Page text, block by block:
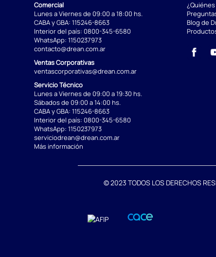
Comercial
Lunes a Viernes de 09:00 a 18:00 hs.
CABA y GBA: 115246-8663
Interior del país: 0800-345-6580
WhatsApp: 1150237973
contacto@drean.com.ar
Ventas Corporativas
ventascorporativas@drean.com.ar
Servicio Técnico
Lunes a Viernes de 09:00 a 19:30 hs.
Sábados de 09:00 a 14:00 hs.
CABA y GBA: 115246-8663
Interior del país: 0800-345-6580
WhatsApp: 1150237973
serviciodrean@drean.com.ar
Más información
Blog de
© 2023 TODOS LOS DERECHOS